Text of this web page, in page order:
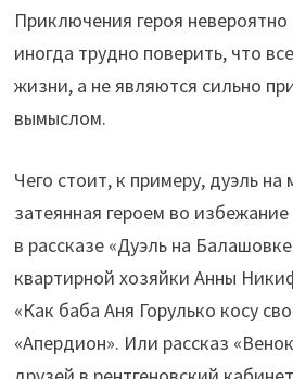
Приключения героя
иногда трудно поверить, что
жизни, а не являются сильно
вымыслом.
Чего стоит, к примеру, дуэль на
затеянная героем во
в рассказе «Дуэль на
квартирной хозяйки Анны
«Как баба Аня Горулько косу
«Апердион». Или рассказ